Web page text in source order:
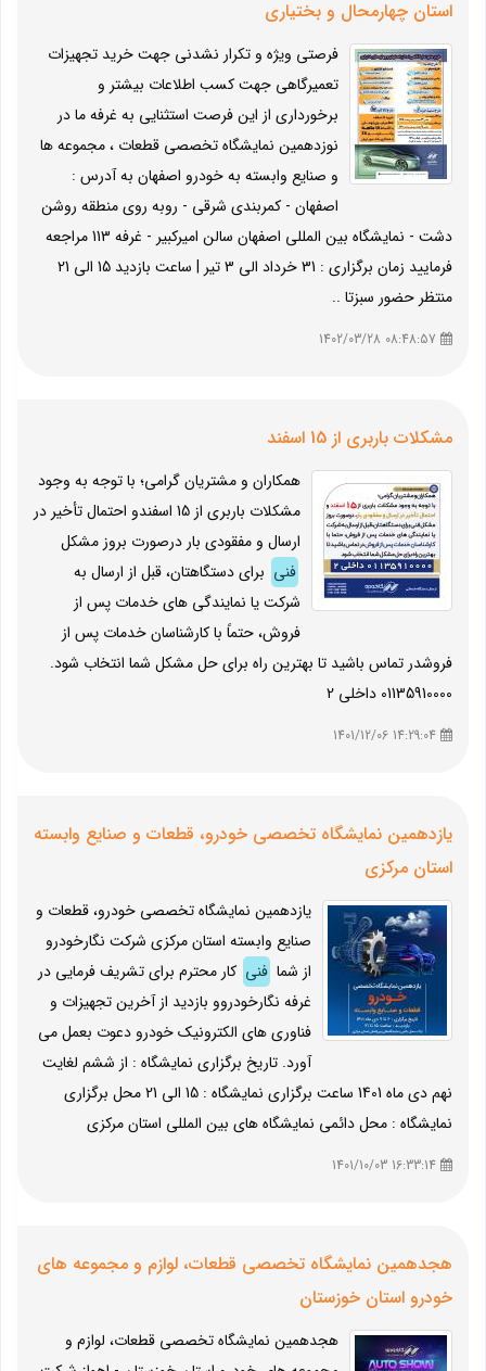
استان چهارمحال و بختیاری
فرصتی ویژه و تکرار نشدنی جهت خرید تجهیزات
تعمیرگاهی جهت کسب اطلاعات بیشتر و
برخورداری از این فرصت استثنایی به غرفه ما در
نوزدهمین نمایشگاه تخصصی قطعات ، مجموعه ها
و صنایع وابسته به خودرو اصفهان به آدرس :
اصفهان - کمربندی شرقی - روبه روی منطقه روشن
دشت - نمایشگاه بین المللی اصفهان سالن امیرکبیر - غرفه 113 مراجعه
فرمایید زمان برگزاری : 31 خرداد الی 3 تیر | ساعت بازدید 15 الی 21
منتظر حضور سبزتا ..
مشکلات باربری از 15 اسفند
همکاران و مشتریان گرامی؛ با توجه به وجود
مشکلات باربری از 15 اسفندو احتمال تأخیر در
ارسال و مفقودی بار درصورت بروز مشکل
فنی برای دستگاهتان، قبل از ارسال به
شرکت یا نمایندگی های خدمات پس از
فروش، حتماً با کارشناسان خدمات پس از
فروشدر تماس باشید تا بهترین راه برای حل مشکل شما انتخاب شود.
01135910000 داخلی 2
یازدهمین نمایشگاه تخصصی خودرو، قطعات و صنایع وابسته
استان مرکزی
یازدهمین نمایشگاه تخصصی خودرو، قطعات و
صنایع وابسته استان مرکزی شرکت نگارخودرو
از شما فنی کار محترم برای تشریف فرمایی در
غرفه نگارخودروو بازدید از آخرین تجهیزات و
فناوری های الکترونیک خودرو دعوت بعمل می
آورد. تاریخ برگزاری نمایشگاه : از ششم لغایت
نهم دی ماه 1401 ساعت برگزاری نمایشگاه : 15 الی 21 محل برگزاری
نمایشگاه : محل دائمی نمایشگاه های بین المللی استان مرکزی
هجدهمین نمایشگاه تخصصی قطعات، لوازم و مجموعه های
خودرو استان خوزستان
هجدهمین نمایشگاه تخصصی قطعات، لوازم و